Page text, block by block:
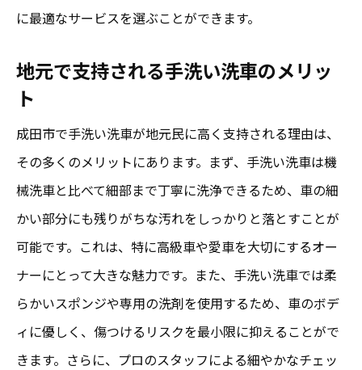
に最適なサービスを選ぶことができます。
地元で支持される手洗い洗車のメリッ
ト
成田市で手洗い洗車が地元民に高く支持される理由は、
その多くのメリットにあります。まず、手洗い洗車は機
械洗車と比べて細部まで丁寧に洗浄できるため、車の細
かい部分にも残りがちな汚れをしっかりと落とすことが
可能です。これは、特に高級車や愛車を大切にするオー
ナーにとって大きな魅力です。また、手洗い洗車では柔
らかいスポンジや専用の洗剤を使用するため、車のボデ
ィに優しく、傷つけるリスクを最小限に抑えることがで
きます。さらに、プロのスタッフによる細やかなチェッ